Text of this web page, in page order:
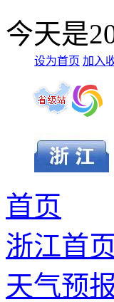
今天是
设为首页 加入
首页
浙江首
天气预报